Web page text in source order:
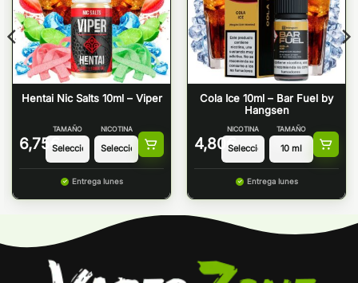
Hentai Nic Salts 10ml – Viper
6,75 €
TAMAÑO NICOTINA
Entrega lunes
Cola Ice 10ml – Bar Fuel by
Hangsen
4,80 €
NICOTINA TAMAÑO
Entrega lunes